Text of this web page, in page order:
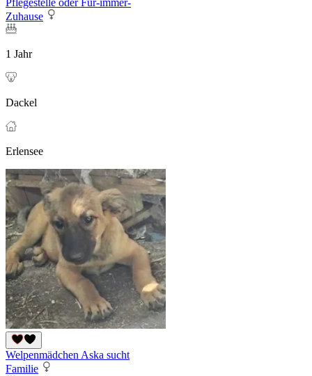
Pflegestelle oder Für-immer-
Zuhause
1 Jahr
Dackel
Erlensee
Welpenmädchen Aska sucht
Familie